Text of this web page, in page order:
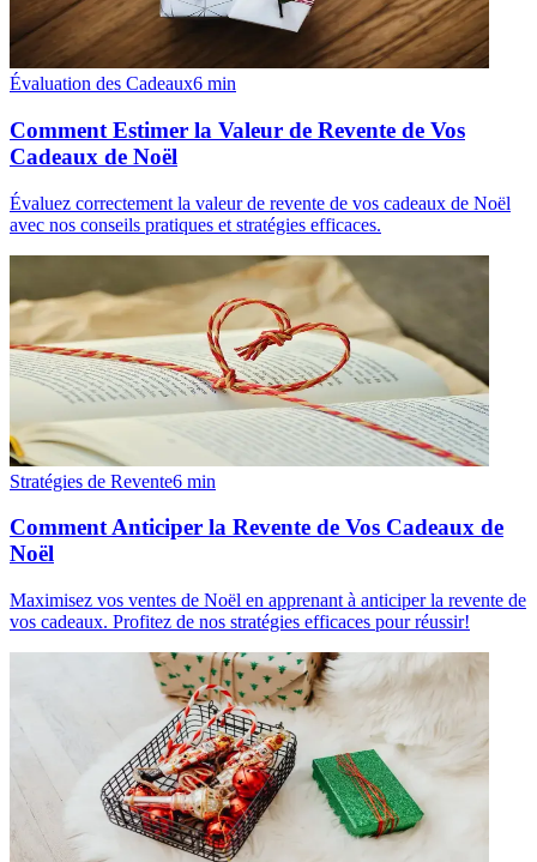
Évaluation des Cadeaux6 min
Comment Estimer la Valeur de Revente de Vos
Cadeaux de Noël
Évaluez correctement la valeur de revente de vos cadeaux de Noël
avec nos conseils pratiques et stratégies efficaces.
Stratégies de Revente6 min
Comment Anticiper la Revente de Vos Cadeaux de
Noël
Maximisez vos ventes de Noël en apprenant à anticiper la revente de
vos cadeaux. Profitez de nos stratégies efficaces pour réussir!